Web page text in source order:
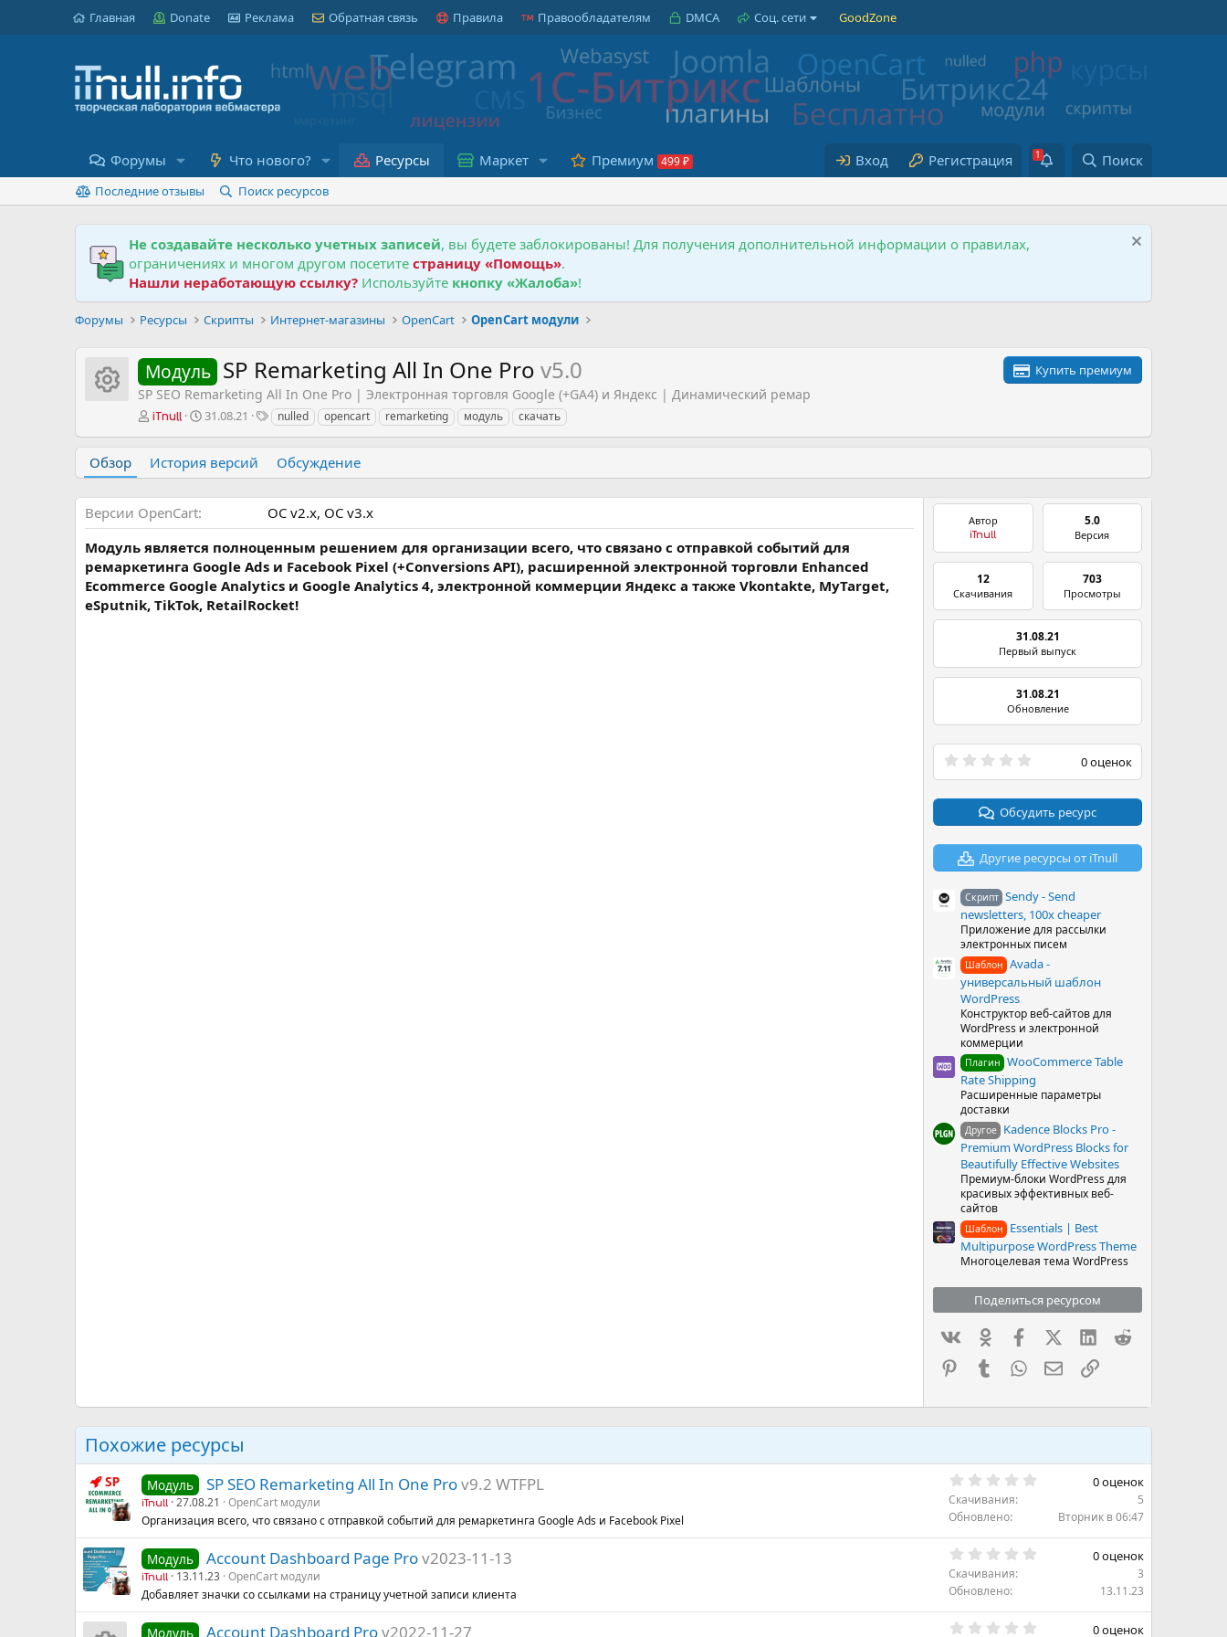
Главная Donate Реклама Обратная связь Правила Правообладателям DMCA Соц. сети GoodZone
Форумы Что нового? Ресурсы Маркет Премиум Вход Регистрация Поиск
Последние отзывы Поиск ресурсов
Не создавайте несколько учетных записей, вы будете заблокированы! Для получения дополнительной информации о правилах,
ограничениях и многом другом посетите страницу «Помощь».
Нашли неработающую ссылку?Используйте кнопку «Жалоба»!
Форумы Ресурсы Скрипты Интернет-магазины OpenCart OpenCart модули
Иконка ресурса
Модуль SP Remarketing All In One Prov5.0 Купить премиум
SP SEO Remarketing All In One Pro | Электронная торговля Google (+GA4) и Яндекс | Динамический ремар
А
о
р
iTnull
Д
а
с
о
д
а
н
и
я
31.08.21
Т nulled opencart remarketing модуль скачать
Обзор История версий Обсуждение
Версии OpenCart OC v2.х OC v3.х
Модуль является полноценным решением для организации всего, что связано с отправкой событий для
ремаркетинга Google Ads и Facebook Pixel (+Conversions API), расширенной электронной торговли Enhanced
Ecommerce Google Analytics и Google Analytics 4, электронной коммерции Яндекс а также Vkontakte, MyTarget,
eSputnik, TikTok, RetailRocket!
Автор
iTnull
5.0
Версия
12
Скачивания
703
Просмотры
31.08.21
Первый выпуск
31.08.21
Обновление
0
0
з
в
з
д
0 оценок
Обсудить ресурс
Другие ресурсы от iTnull
Скрипт Sendy - Send
newsletters, 100x cheaper
Приложение для рассылки
электронных писем
Шаблон Avada -
универсальный шаблон
WordPress
Конструктор веб-сайтов для
WordPress и электронной
коммерции
Плагин WooCommerce Table
Rate Shipping
Расширенные параметры
доставки
Другое Kadence Blocks Pro -
Premium WordPress Blocks for
Beautifully Effective Websites
Премиум-блоки WordPress для
красивых эффективных веб-
сайтов
Шаблон
Essentials | Best
Multipurpose WordPress Theme
Многоцелевая тема WordPress
Поделиться ресурсом
ВконтактеОдноклассники
FacebookX (Twitter)
LinkedIn
PinterestTumblrWhatsAppЭлектронная почта
Ссылка
Похожие ресурсы
Модуль SP SEO Remarketing All In One Prov9.2 WTFPL
iTnull 27.08.21
OpenCart модули
Организация всего, что связано с отправкой событий для ремаркетинга Google Ads и Facebook Pixel
в
0 оценок
Скачивания
5
Обновлено
Вторник в 06:47
Модуль Account Dashboard Page Prov2023-11-13
iTnull 13.11.23 OpenCart модули
Добавляет значки со ссылками на страницу учетной записи клиента
в
0 оценок
Скачивания
3
Обновлено
13.11.23
Модуль Account Dashboard Prov2022-11-27 0 оценок